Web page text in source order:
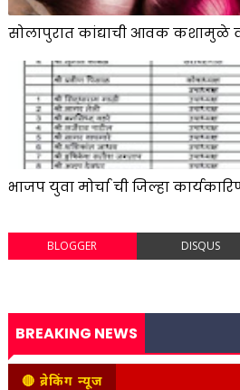
सोलापुरात कांद्याची आवक कशामुळे
भाजप युवा मोर्चा ची जिल्हा
BLOGGER DISQUS
BREAKING NEWS
🔴 ब्रेकिंग न्यूज